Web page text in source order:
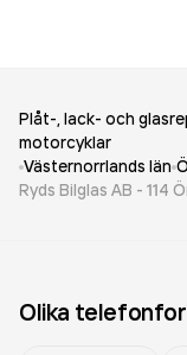
Plåt-, lack- och
motorcyklar
Västernorrlands län
Ryds Bilglas AB - 114
Olika